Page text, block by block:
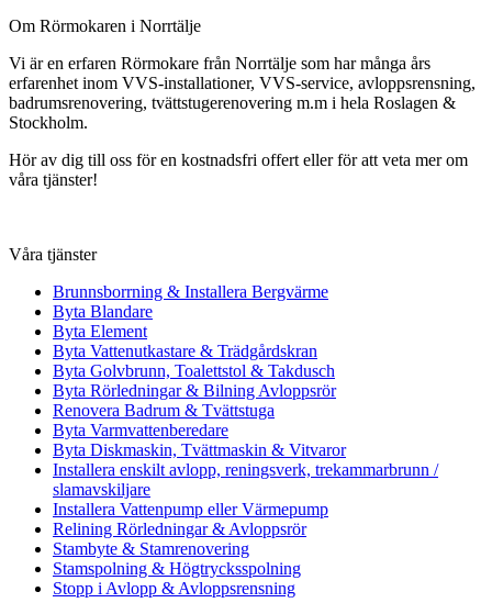
Om Rörmokaren i Norrtälje
Vi är en erfaren Rörmokare från Norrtälje som har många års
erfarenhet inom VVS-installationer, VVS-service, avloppsrensning,
badrumsrenovering, tvättstugerenovering m.m i hela Roslagen &
Stockholm.
Hör av dig till oss för en kostnadsfri offert eller för att veta mer om
våra tjänster!
Våra tjänster
Brunnsborrning & Installera Bergvärme
Byta Blandare
Byta Element
Byta Vattenutkastare & Trädgårdskran
Byta Golvbrunn, Toalettstol & Takdusch
Byta Rörledningar & Bilning Avloppsrör
Renovera Badrum & Tvättstuga
Byta Varmvattenberedare
Byta Diskmaskin, Tvättmaskin & Vitvaror
Installera enskilt avlopp, reningsverk, trekammarbrunn /
slamavskiljare
Installera Vattenpump eller Värmepump
Relining Rörledningar & Avloppsrör
Stambyte & Stamrenovering
Stamspolning & Högtrycksspolning
Stopp i Avlopp & Avloppsrensning